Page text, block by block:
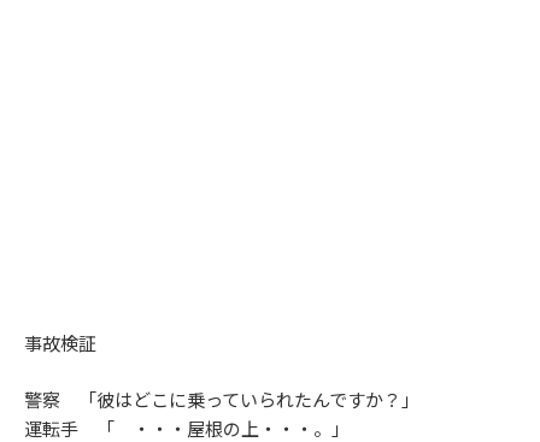
事故検証
警察 「彼はどこに乗っていられたんですか？」
運転手 「 ・・・屋根の上・・・。」